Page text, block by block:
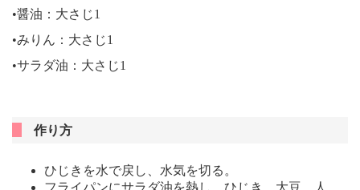
•醤油：大さじ1
•みりん：大さじ1
•サラダ油：大さじ1
作り方
ひじきを水で戻し、水気を切る。
フライパンにサラダ油を熱し、ひじき、大豆、人